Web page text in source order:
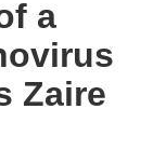
a
Zaire